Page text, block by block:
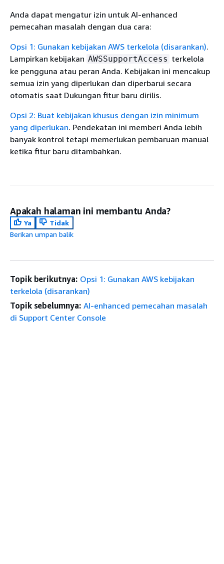
Anda dapat mengatur izin untuk AI-enhanced
pemecahan masalah dengan dua cara:
Opsi 1: Gunakan kebijakan AWS terkelola (disarankan).
Lampirkan kebijakan AWSSupportAccess terkelola
ke pengguna atau peran Anda. Kebijakan ini mencakup
semua izin yang diperlukan dan diperbarui secara
otomatis saat Dukungan fitur baru dirilis.
Opsi 2: Buat kebijakan khusus dengan izin minimum
yang diperlukan. Pendekatan ini memberi Anda lebih
banyak kontrol tetapi memerlukan pembaruan manual
ketika fitur baru ditambahkan.
Apakah halaman ini membantu Anda?
Ya
Tidak
Berikan umpan balik
Topik berikutnya: Opsi 1: Gunakan AWS kebijakan
terkelola (disarankan)
Topik sebelumnya: AI-enhanced pemecahan masalah
di Support Center Console